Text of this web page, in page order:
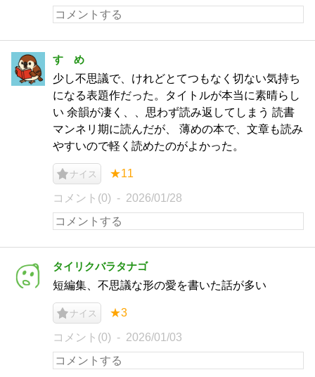
すゞめ
少し不思議で、けれどとてつもなく切ない気持ち
になる表題作だった。タイトルが本当に素晴らし
い 余韻が凄く、、思わず読み返してしまう 読書
マンネリ期に読んだが、 薄めの本で、文章も読み
やすいので軽く読めたのがよかった。
ナイス ★11
コメント(0) 2026/01/28
タイリクバラタナゴ
短編集、不思議な形の愛を書いた話が多い
ナイス ★3
コメント(0) 2026/01/03